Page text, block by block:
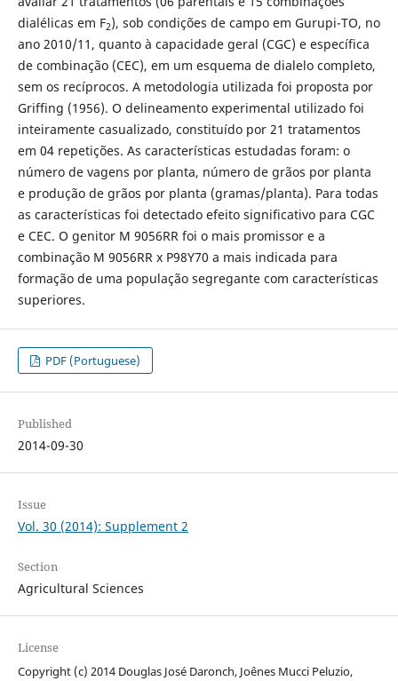
dialélicas em F2), sob condições de campo em Gurupi-TO, no
ano 2010/11, quanto à capacidade geral (CGC) e específica
de combinação (CEC), em um esquema de dialelo completo,
sem os recíprocos. A metodologia utilizada foi proposta por
Griffing (1956). O delineamento experimental utilizado foi
inteiramente casualizado, constituído por 21 tratamentos
em 04 repetições. As características estudadas foram: o
número de vagens por planta, número de grãos por planta
e produção de grãos por planta (gramas/planta). Para todas
as características foi detectado efeito significativo para CGC
e CEC. O genitor M 9056RR foi o mais promissor e a
combinação M 9056RR x P98Y70 a mais indicada para
formação de uma população segregante com características
superiores.
PDF (Portuguese)
Published
2014-09-30
Issue
Vol. 30 (2014): Supplement 2
Section
Agricultural Sciences
License
Copyright (c) 2014 Douglas José Daronch, Joênes Mucci Peluzio,